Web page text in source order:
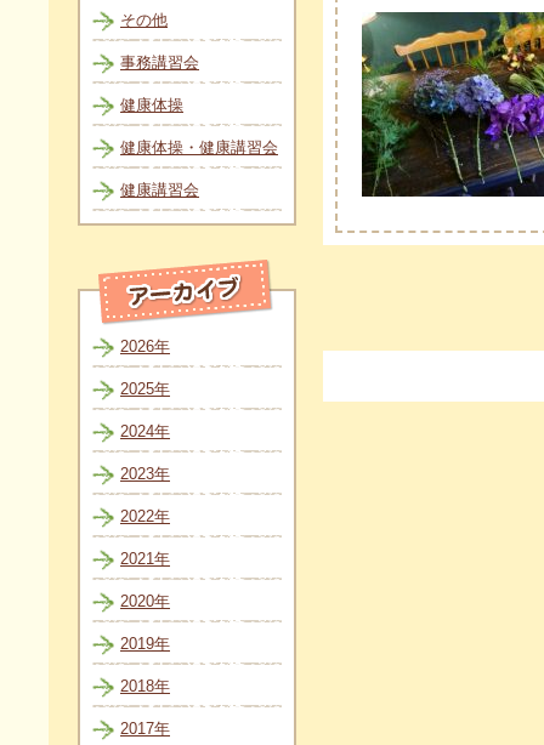
その他
事務講習会
健康体操
健康体操・健康講習会
健康講習会
2026年
2025年
2024年
2023年
2022年
2021年
2020年
2019年
2018年
2017年